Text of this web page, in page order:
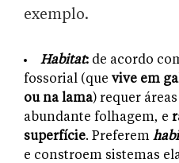
exemplo.
Habitat: de acordo
fossorial (que vive em
ou na lama) requer
abundante folhagem, e
superfície. Preferem
e constroem sistemas